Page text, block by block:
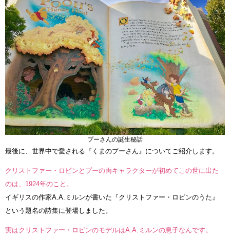
プーさんの誕生秘話
最後に、世界中で愛される『くまのプーさん』についてご紹介します。
クリストファー・ロビンとプーの両キャラクターが初めてこの世に出た
のは、1924年のこと。
イギリスの作家A.A.ミルンが書いた『クリストファー・ロビンのうた』
という題名の詩集に登場しました。
実はクリストファー・ロビンのモデルはA.A.ミルンの息子なんです。